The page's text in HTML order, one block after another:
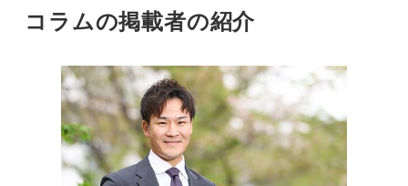
コラムの掲載者の紹介